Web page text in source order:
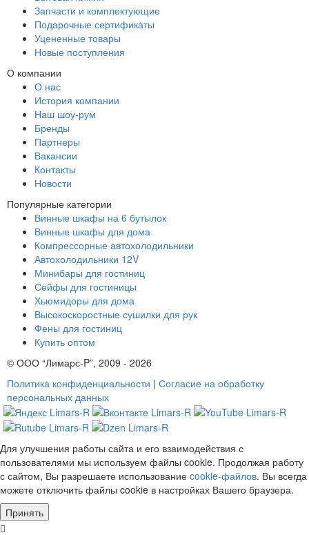
Запчасти и комплектующие
Подарочные сертификаты
Уцененные товары
Новые поступления
О компании
О нас
История компании
Наш шоу-рум
Бренды
Партнеры
Вакансии
Контакты
Новости
Популярные категории
Винные шкафы на 6 бутылок
Винные шкафы для дома
Компрессорные автохолодильники
Автохолодильники 12V
Минибары для гостиниц
Сейфы для гостиницы
Хьюмидоры для дома
Высокоскоростные сушилки для рук
Фены для гостиниц
Купить оптом
© ООО “Лимарс-P”, 2009 - 2026
Политика конфиденциальности | Согласие на обработку
персональных данных
Для улучшения работы сайта и его взаимодействия с
пользователями мы используем файлы cookie. Продолжая работу
с сайтом, Вы разрешаете использование cookie-файлов. Вы всегда
можете отключить файлы cookie в настройках Вашего браузера.
Принять